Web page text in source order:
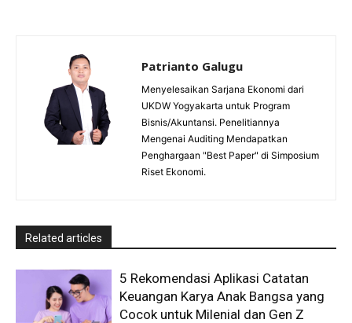
Patrianto Galugu
Menyelesaikan Sarjana Ekonomi dari
UKDW Yogyakarta untuk Program
Bisnis/Akuntansi. Penelitiannya
Mengenai Auditing Mendapatkan
Penghargaan "Best Paper" di Simposium
Riset Ekonomi.
Related articles
5 Rekomendasi Aplikasi Catatan
Keuangan Karya Anak Bangsa yang
Cocok untuk Milenial dan Gen Z